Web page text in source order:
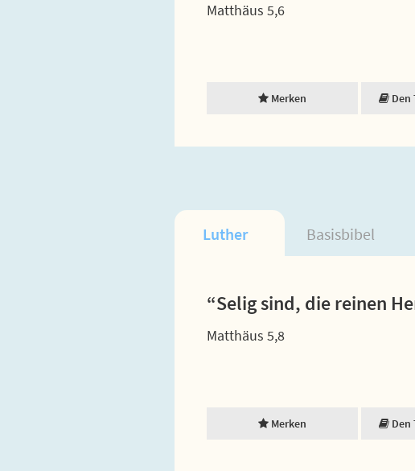
Matthäus 5,6
Merken Den
Luther Basisbibel
“Selig sind, die reinen
Matthäus 5,8
Merken Den